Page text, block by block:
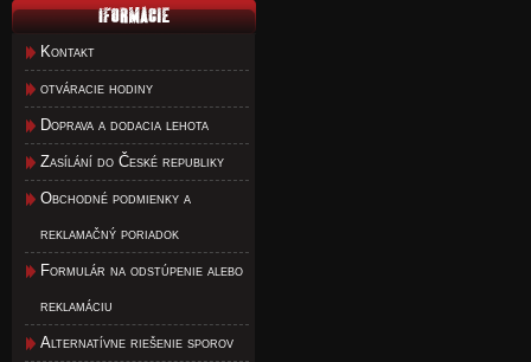
Kontakt
otváracie hodiny
Doprava a dodacia lehota
Zasílání do České republiky
Obchodné podmienky a
reklamačný poriadok
Formulár na odstúpenie alebo
reklamáciu
Alternatívne riešenie sporov